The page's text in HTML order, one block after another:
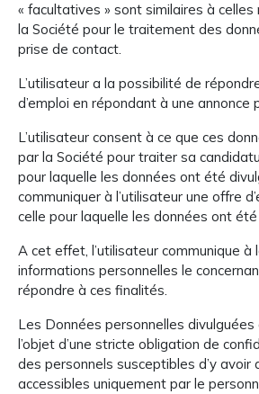
« facultatives » sont similaires à
la Société pour le traitement des
prise de contact.
L’utilisateur a la possibilité de
d’emploi en répondant à une annonce
L’utilisateur consent à ce que ces
par la Société pour traiter sa
pour laquelle les données ont été
communiquer à l’utilisateur une offre
celle pour laquelle les données ont
A cet effet, l’utilisateur communique
informations personnelles le
répondre à ces finalités.
Les Données personnelles
l’objet d’une stricte obligation de
des personnels susceptibles d’y avoir
accessibles uniquement par le